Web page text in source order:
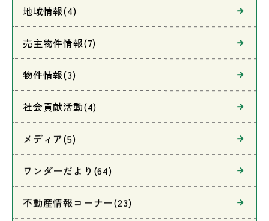
地域情報(4)
売主物件情報(7)
物件情報(3)
社会貢献活動(4)
メディア(5)
ワンダーだより(64)
不動産情報コーナー(23)